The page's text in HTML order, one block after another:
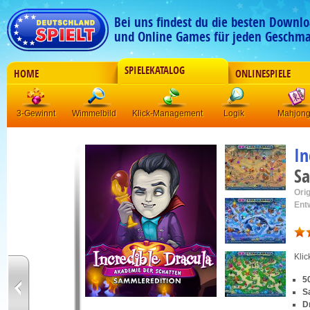
Bei uns findest du die besten
und Online Games für jeden
HOME SPIELEKATALOG ONLINESPIELE
3-Gewinnt Wimmelbild Klick-Management Logik Mahjong